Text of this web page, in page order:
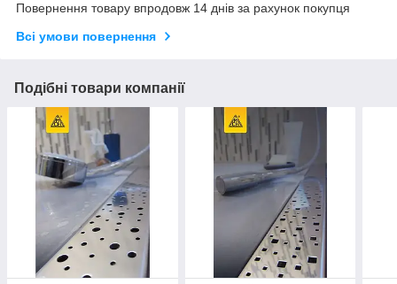
Повернення товару впродовж 14 днів за рахунок покупця
Всі умови повернення
Подібні товари компанії